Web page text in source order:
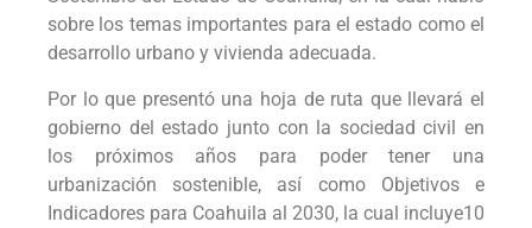
sobre los temas importantes para el estado como el
desarrollo urbano y vivienda adecuada.
Por lo que presentó una hoja de ruta que llevará el
gobierno del estado junto con la sociedad civil en
los próximos años para poder tener una
urbanización sostenible, así como Objetivos e
Indicadores para Coahuila al 2030, la cual incluye10